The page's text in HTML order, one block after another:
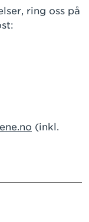
ring oss på
(inkl.